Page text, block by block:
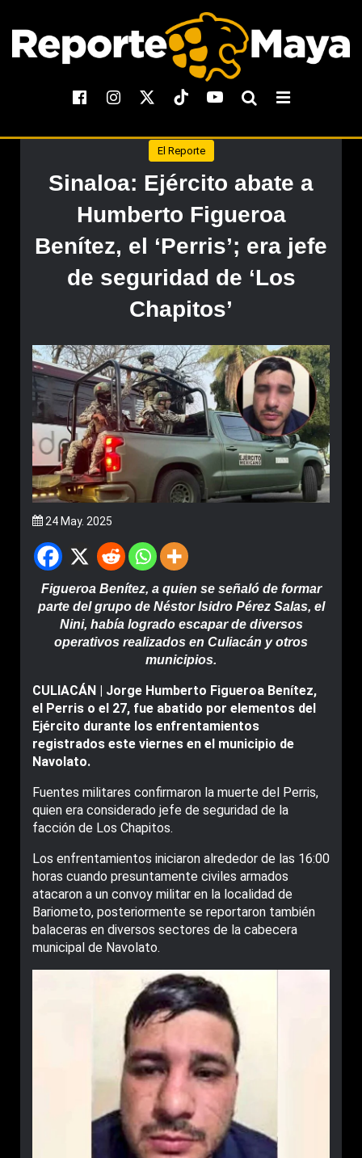
El Reporte
Sinaloa: Ejército abate a
Humberto Figueroa
Benítez, el ‘Perris’; era jefe
de seguridad de ‘Los
Chapitos’
24 May. 2025
Figueroa Benítez, a quien se señaló de formar
parte del grupo de Néstor Isidro Pérez Salas, el
Nini, había logrado escapar de diversos
operativos realizados en Culiacán y otros
municipios.
CULIACÁN | Jorge Humberto Figueroa Benítez,
el Perris o el 27, fue abatido por elementos del
Ejército durante los enfrentamientos
registrados este viernes en el municipio de
Navolato.
Fuentes militares confirmaron la muerte del Perris,
quien era considerado jefe de seguridad de la
facción de Los Chapitos.
Los enfrentamientos iniciaron alrededor de las 16:00
horas cuando presuntamente civiles armados
atacaron a un convoy militar en la localidad de
Bariometo, posteriormente se reportaron también
balaceras en diversos sectores de la cabecera
municipal de Navolato.